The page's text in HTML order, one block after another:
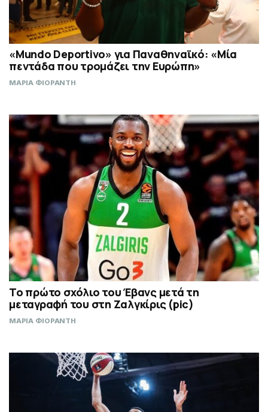
«Mundo Deportivo» για Παναθηναϊκό: «Μία
πεντάδα που τρομάζει την Ευρώπη»
ΜΑΡΙΑ ΦΙΟΡΑΝΤΗ
Το πρώτο σχόλιο του Έβανς μετά τη
μεταγραφή του στη Ζαλγκίρις (pic)
ΜΑΡΙΑ ΦΙΟΡΑΝΤΗ